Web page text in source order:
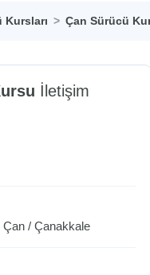
Kursları Çan Sürücü
İletişim
Çan / Çanakkale